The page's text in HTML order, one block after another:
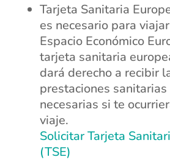
Tarjeta Sanitaria
es necesario para
Espacio Económico
tarjeta sanitaria
dará derecho a recibir
prestaciones
necesarias si te
viaje.
Solicitar Tarjeta
(TSE)